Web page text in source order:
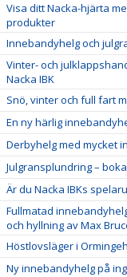
Visa ditt Nacka-hjärta
produkter
Innebandyhelg och
Vinter- och
Nacka IBK
Snö, vinter och full fart
En ny härlig
Derbyhelg med mycket
Julgransplundring –
Är du Nacka IBKs
Fullmatad
och hyllning av Max
Höstlovsläger i
Ny innebandyhelg på